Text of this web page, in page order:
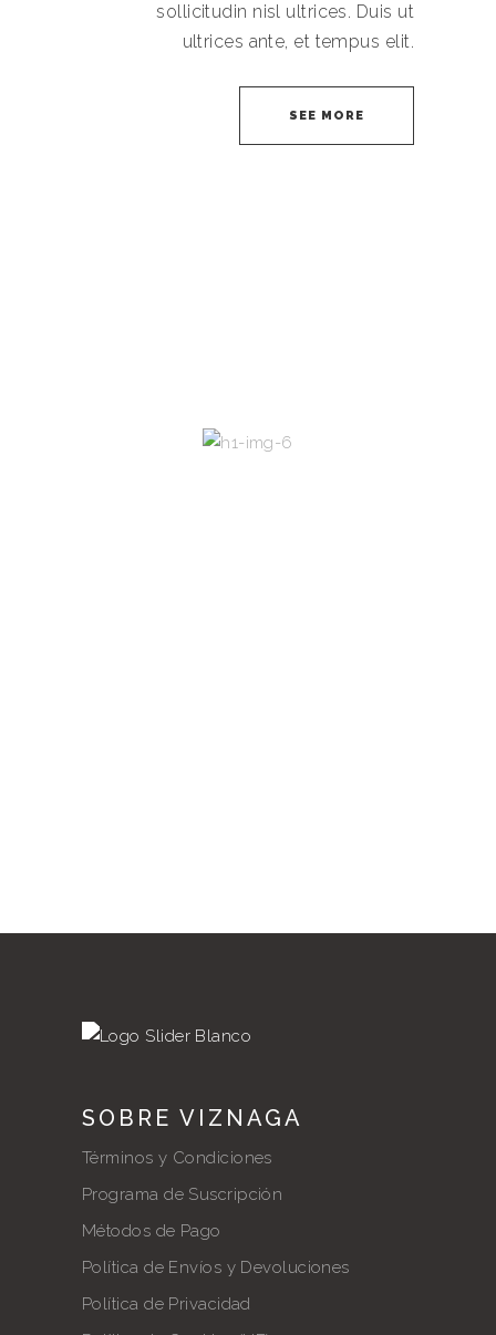
sollicitudin nisl ultrices. Duis ut
ultrices ante, et tempus elit.
SEE MORE
SOBRE VIZNAGA
Términos y Condiciones
Programa de Suscripción
Métodos de Pago
Política de Envíos y Devoluciones
Política de Privacidad